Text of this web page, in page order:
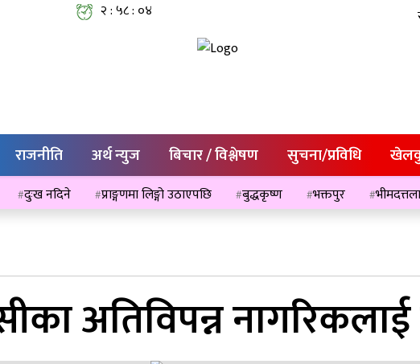
२ : ५८ : ०४
राजनीति अर्थ न्युज बिचार / विश्लेषण सुचना/प्रविधि
दुःख नदिने प्राङ्गणमा लिङ्गो उठाएपछि बुद्धकृष्ण भक्तपुर
अतिविपन्न